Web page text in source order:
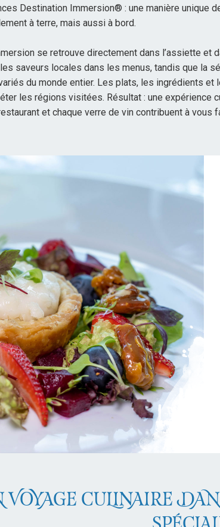
Destination Immersion® : une manière unique
à terre, mais aussi à bord.
se retrouve directement dans l’assiette et
saveurs locales dans les menus, tandis que la
du monde entier. Les plats, les ingrédients
les régions visitées. Résultat : une expérience
et chaque verre de vin contribuent à vous
VOYAGE CULINAIRE